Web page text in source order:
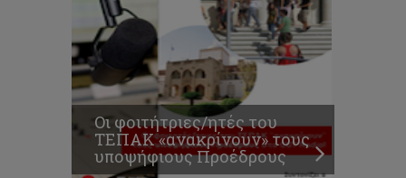
Οι φοιτήτριες/ητές του
ΤΕΠΑΚ «ανακρίνουν» τους
υποψήφιους Προέδρους
75
παγκοσμίως
το
Τμήμα
Διοίκησης
Τουρισμού
και
Φιλοξενίας
του